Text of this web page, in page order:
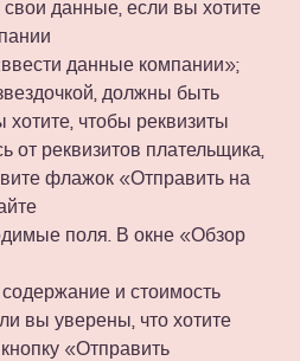
свои данные, если вы хотите
данные компании»;
должны быть
чтобы реквизиты
от реквизитов плательщика,
флажок «Отправить на
поля. В окне «Обзор
и стоимость
вы уверены, что хотите
«Отправить